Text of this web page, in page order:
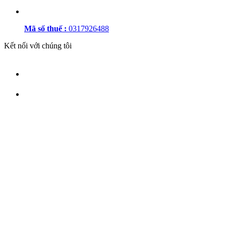
Mã số thuế : 0317926488
Kết nối với chúng tôi